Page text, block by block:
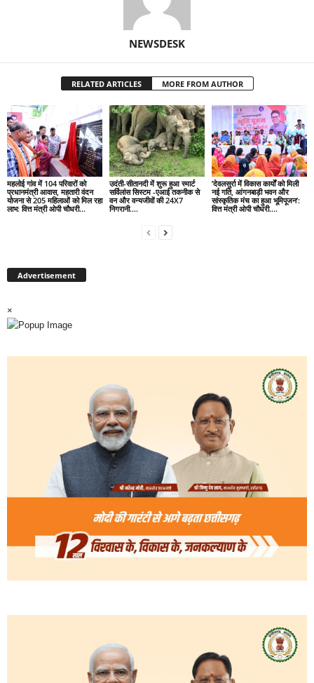
NEWSDESK
RELATED ARTICLES MORE FROM AUTHOR
महलोई गांव में 104 परिवारों को
प्रधानमंत्री आवास, महतारी वंदन
योजना से 205 महिलाओं को मिल रहा
लाभ: वित्त मंत्री ओपी चौधरी…
उदंती-सीतानदी में शुरू हुआ स्मार्ट
सर्विलांस सिस्टम -एआई तकनीक से
वन और वन्यजीवों की 24X7
निगरानी….
’देवलसुर्रा में विकास कार्यों को मिली
नई गति, आंगनबाड़ी भवन और
सांस्कृतिक मंच का हुआ भूमिपूजन’:
वित्त मंत्री ओपी चौधरी….
Advertisement
×